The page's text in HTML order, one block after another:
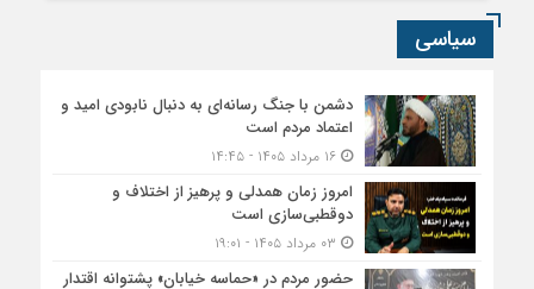
سیاسی
دشمن با جنگ رسانه‌ای به دنبال نابودی امید و
اعتماد مردم است
۱۶ مرداد ۱۴۰۵ - ۱۴:۴۵
امروز زمان همدلی و پرهیز از اختلاف و
دوقطبی‌سازی است
حضور مردم در «حماسه خیابان» پشتوانه اقتدار